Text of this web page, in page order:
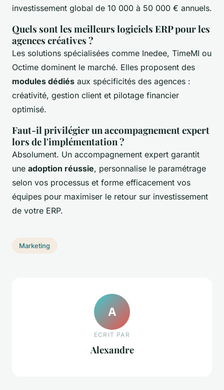
investissement global de 10 000 à 50 000 € annuels.
Quels sont les meilleurs logiciels ERP pour les
agences créatives ?
Les solutions spécialisées comme Inedee, TimeMI ou
Octime dominent le marché. Elles proposent des
modules dédiés aux spécificités des agences :
créativité, gestion client et pilotage financier
optimisé.
Faut-il privilégier un accompagnement expert
lors de l'implémentation ?
Absolument. Un accompagnement expert garantit
une adoption réussie, personnalise le paramétrage
selon vos processus et forme efficacement vos
équipes pour maximiser le retour sur investissement
de votre ERP.
Marketing
A
ECRIT PAR
Alexandre